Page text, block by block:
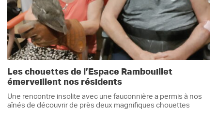
Les chouettes de l’Espace Rambouillet
émerveillent nos résidents
Une rencontre insolite avec une fauconnière a permis à nos
aînés de découvrir de près deux magnifiques chouettes